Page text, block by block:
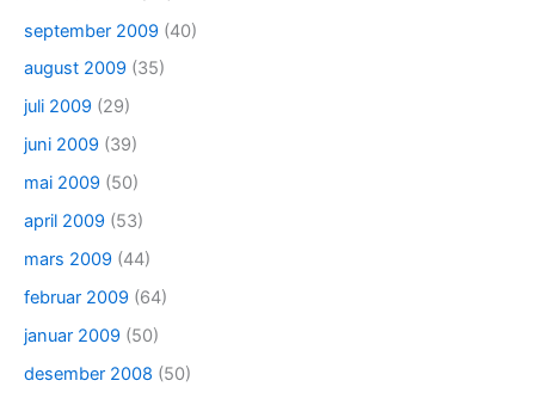
september 2009 (40)
august 2009 (35)
juli 2009 (29)
juni 2009 (39)
mai 2009 (50)
april 2009 (53)
mars 2009 (44)
februar 2009 (64)
januar 2009 (50)
desember 2008 (50)